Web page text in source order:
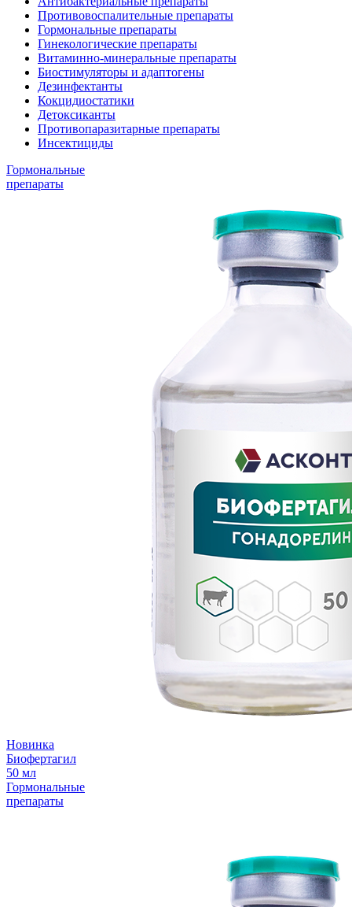
Противовоспалительные препараты
Гормональные препараты
Гинекологические препараты
Витаминно-минеральные препараты
Биостимуляторы и адаптогены
Дезинфектанты
Кокцидиостатики
Детоксиканты
Противопаразитарные препараты
Инсектициды
Гормональные
препараты
Новинка
Биофертагил
50 мл
Гормональные
препараты